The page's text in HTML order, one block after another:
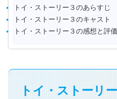
トイ・ストーリー３のあらすじ
トイ・ストーリー３のキャスト
トイ・ストーリー３の感想と評価
トイ・ストーリ